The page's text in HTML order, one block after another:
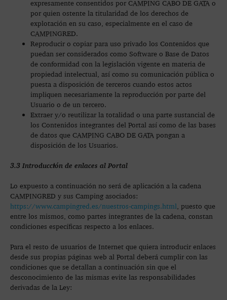
expresamente consentidos por CAMPING CABO DE GATA o
por quien ostente la titularidad de los derechos de
explotación en su caso, especialmente en el caso de
CAMPINGRED.
Reproducir o copiar para uso privado los Contenidos que
puedan ser considerados como Software o Base de Datos
de conformidad con la legislación vigente en materia de
propiedad intelectual, así como su comunicación pública o
puesta a disposición de terceros cuando estos actos
impliquen necesariamente la reproducción por parte del
Usuario o de un tercero.
Extraer y/o reutilizar la totalidad o una parte sustancial de
los Contenidos integrantes del Portal así como de las bases
de datos que CAMPING CABO DE GATA pongan a
disposición de los Usuarios.
3.3 Introducción de enlaces al Portal
Lo expuesto a continuación no será de aplicación a la cadena
CAMPINGRED y sus Camping asociados:
https://www.campingred.es/nuestros-campings.html , puesto que
entre los mismos, como partes integrantes de la cadena, constan
condiciones específicas respecto a los enlaces.
Para el resto de usuarios de Internet que quiera introducir enlaces
desde sus propias páginas web al Portal deberá cumplir con las
condiciones que se detallan a continuación sin que el
desconocimiento de las mismas evite las responsabilidades
derivadas de la Ley: